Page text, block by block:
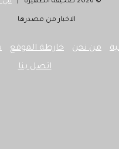
الاخبار من مصدرها
من نحن خارطة الموقع
اتصل بنا